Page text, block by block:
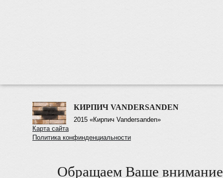
КИРПИЧ VANDERSANDEN
2015 «Кирпич Vandersanden»
Карта сайта
Политика конфинденциальности
Обращаем Ваше внимание